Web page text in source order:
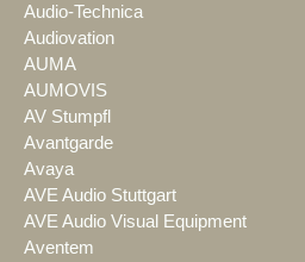
Audio-Technica
Audiovation
AUMA
AUMOVIS
AV Stumpfl
Avantgarde
Avaya
AVE Audio Stuttgart
AVE Audio Visual Equipment
Aventem